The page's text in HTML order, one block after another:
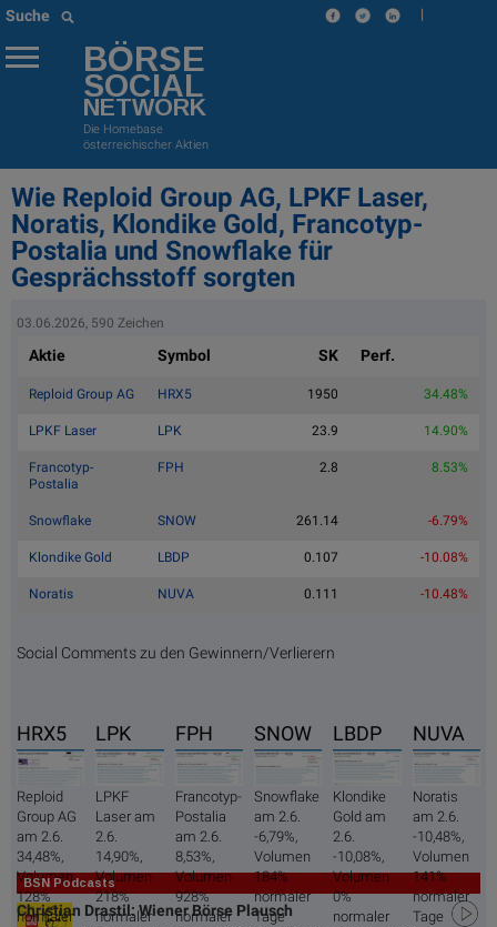
Suche |
BÖRSE
SOCIAL
NETWORK
Die Homebase
österreichischer Aktien
Wie Reploid Group AG, LPKF Laser,
Noratis, Klondike Gold, Francotyp-
Postalia und Snowflake für
Gesprächsstoff sorgten
03.06.2026, 590 Zeichen
Aktie Symbol SK Perf.
Reploid Group AG HRX5 1950 34.48%
LPKF Laser LPK 23.9 14.90%
Francotyp-
Postalia
FPH 2.8 8.53%
Snowflake SNOW 261.14 -6.79%
Klondike Gold LBDP 0.107 -10.08%
Noratis NUVA 0.111 -10.48%
Social Comments zu den Gewinnern/Verlierern
HRX5
Reploid
Group AG
am 2.6.
34,48%,
Volumen
128%
normaler
LPK
LPKF
Laser am
2.6.
14,90%,
Volumen
218%
normaler
FPH
Francotyp-
Postalia
am 2.6.
8,53%,
Volumen
928%
normaler
SNOW
Snowflake
am 2.6.
-6,79%,
Volumen
184%
normaler
Tage
LBDP
Klondike
Gold am
2.6.
-10,08%,
Volumen
0%
normaler
NUVA
Noratis
am 2.6.
-10,48%,
Volumen
141%
normaler
Tage
BSN Podcasts
Christian Drastil: Wiener Börse Plausch